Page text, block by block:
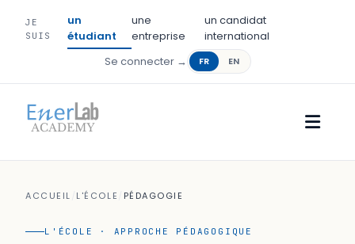
JE
SUIS
un
étudiant
une
entreprise
un candidat
international
Se connecter →
FR EN
ACCUEIL L'ÉCOLE PÉDAGOGIE
L'ÉCOLE · APPROCHE PÉDAGOGIQUE